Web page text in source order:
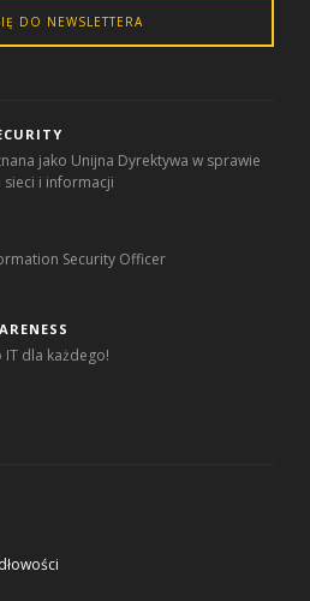
DO NEWSLETTERA
jako Unijna Dyrektywa w sprawie
i informacji
Security Officer
IT dla każdego!